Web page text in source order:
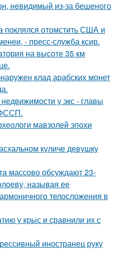
невидимый из-за бешеного
отомстить США и
- пресс-служба ксир.
на высоте 35 км
клад арабских монет
у экс - главы
мавзолей эпохи
куличе девушку
массово обсуждают 23-
называя ее
телосложения в
у крыс и сравнили их с
иностранец руку